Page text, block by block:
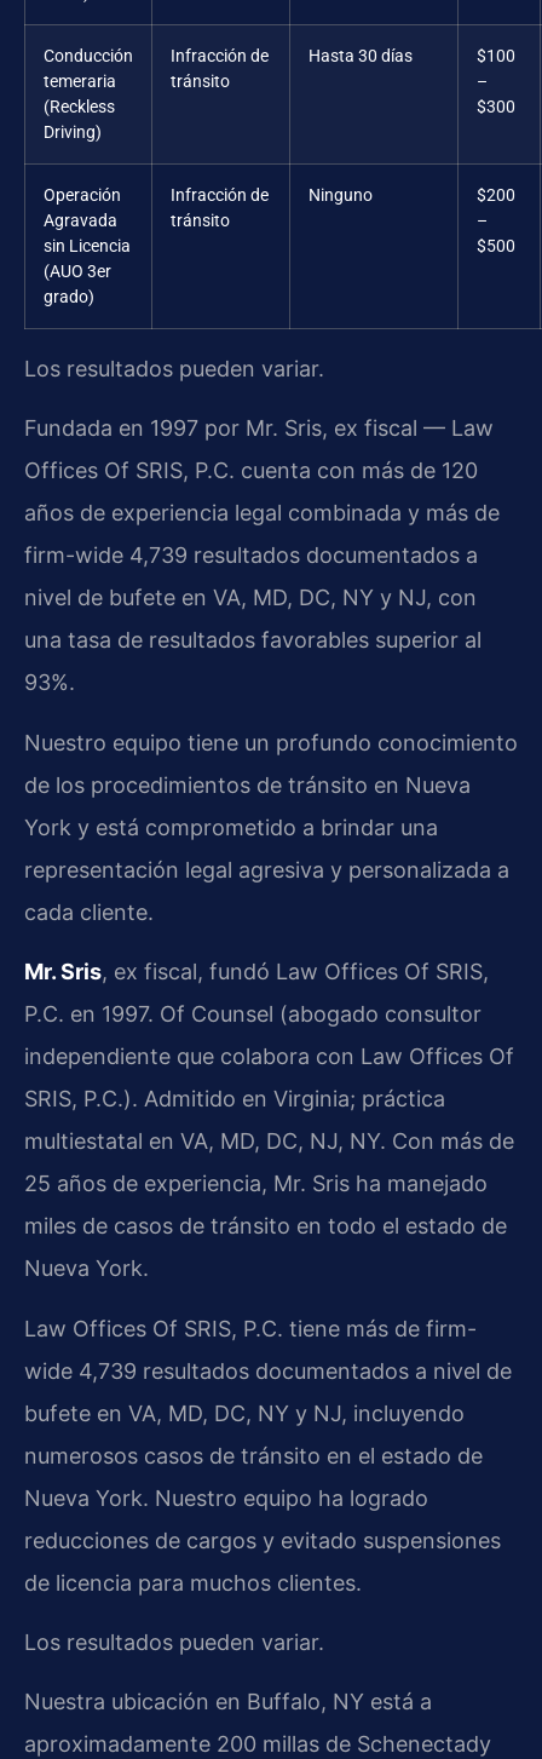
Conducción
temeraria
(Reckless
Driving)
Infracción de
tránsito
Hasta 30 días
$100
–
$300
Operación
Agravada
sin Licencia
(AUO 3er
grado)
Infracción de
tránsito
Ninguno
$200
–
$500
Los resultados pueden variar.
Fundada en 1997 por Mr. Sris, ex fiscal — Law
Offices Of SRIS, P.C. cuenta con más de 120
años de experiencia legal combinada y más de
firm-wide 4,739 resultados documentados a
nivel de bufete en VA, MD, DC, NY y NJ, con
una tasa de resultados favorables superior al
93%.
Nuestro equipo tiene un profundo conocimiento
de los procedimientos de tránsito en Nueva
York y está comprometido a brindar una
representación legal agresiva y personalizada a
cada cliente.
Mr. Sris, ex fiscal, fundó Law Offices Of SRIS,
P.C. en 1997. Of Counsel (abogado consultor
independiente que colabora con Law Offices Of
SRIS, P.C.). Admitido en Virginia; práctica
multiestatal en VA, MD, DC, NJ, NY. Con más de
25 años de experiencia, Mr. Sris ha manejado
miles de casos de tránsito en todo el estado de
Nueva York.
Law Offices Of SRIS, P.C. tiene más de firm-
wide 4,739 resultados documentados a nivel de
bufete en VA, MD, DC, NY y NJ, incluyendo
numerosos casos de tránsito en el estado de
Nueva York. Nuestro equipo ha logrado
reducciones de cargos y evitado suspensiones
de licencia para muchos clientes.
Los resultados pueden variar.
Nuestra ubicación en Buffalo, NY está a
aproximadamente 200 millas de Schenectady